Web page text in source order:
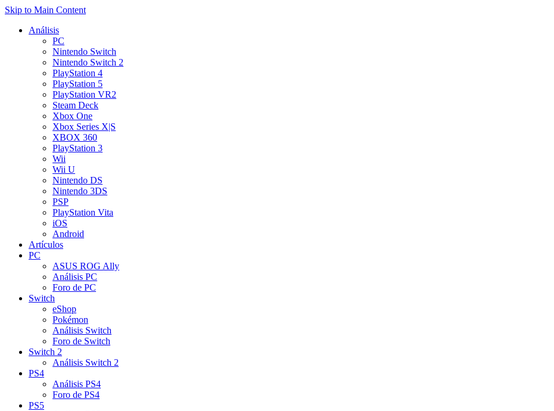
Skip to Main Content
Análisis
PC
Nintendo Switch
Nintendo Switch 2
PlayStation 4
PlayStation 5
PlayStation VR2
Steam Deck
Xbox One
Xbox Series X|S
XBOX 360
PlayStation 3
Wii
Wii U
Nintendo DS
Nintendo 3DS
PSP
PlayStation Vita
iOS
Android
Artículos
PC
ASUS ROG Ally
Análisis PC
Foro de PC
Switch
eShop
Pokémon
Análisis Switch
Foro de Switch
Switch 2
Análisis Switch 2
PS4
Análisis PS4
Foro de PS4
PS5